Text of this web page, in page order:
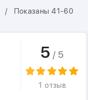
Показаны 41-60
5 / 5
1 отзыв